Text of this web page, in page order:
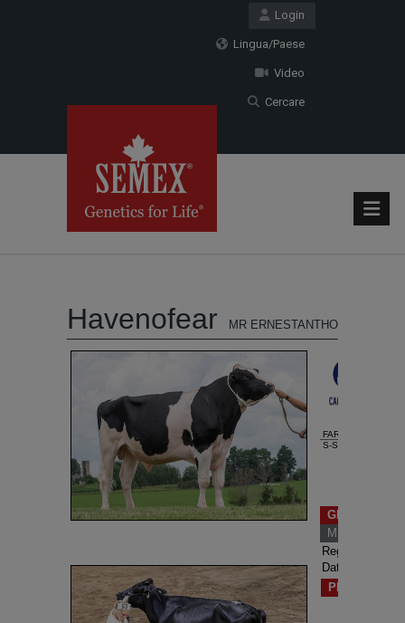
Login
Lingua/Paese
Video
Cercare